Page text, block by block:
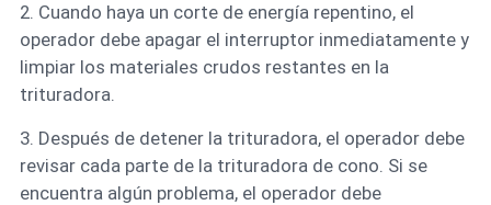
2. Cuando haya un corte de energía repentino, el
operador debe apagar el interruptor inmediatamente y
limpiar los materiales crudos restantes en la
trituradora.
3. Después de detener la trituradora, el operador debe
revisar cada parte de la trituradora de cono. Si se
encuentra algún problema, el operador debe